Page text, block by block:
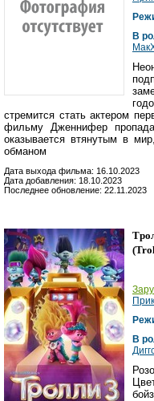
В
стремится стать актером
фильму Дженнифер
оказывается втянутым в
обманом
Дата выхода фильма: 16.10.2023
Дата добавления: 18.10.2023
Последнее обновление: 22.11.2023
(
В